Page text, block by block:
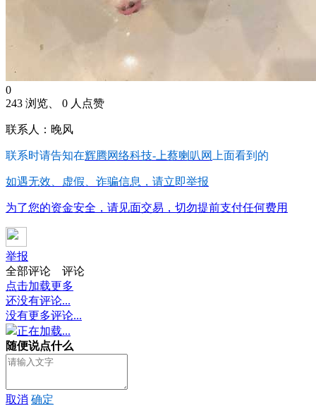
0
243 浏览、 0 人点赞
联系人：晚风
联系时请告知在辉腾网络科技-上蔡喇叭网 上面看到的
如遇无效、虚假、诈骗信息，请立即举报
为了您的资金安全，请见面交易，切勿提前支付任何费用
举报
全部评论
评论
点击加载更多
还没有评论...
没有更多评论...
正在加载...
随便说点什么
取消 确定